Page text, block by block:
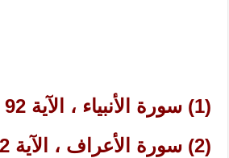
(1) سورة الأنبياء ، الآية 92 .
(2) سورة الأعراف ، الآية 142 .